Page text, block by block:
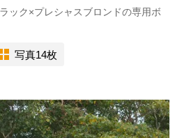
ック×プレシャスブロンドの専用ボ
写真14枚